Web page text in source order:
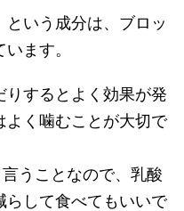
という成分は、ブロッ
ます。
するとよく効果が発
よく噛むことが大切で
うことなので、乳酸
らして食べてもいいで